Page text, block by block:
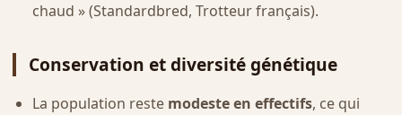
chaud » (Standardbred, Trotteur français).
Conservation et diversité génétique
La population reste modeste en effectifs, ce qui